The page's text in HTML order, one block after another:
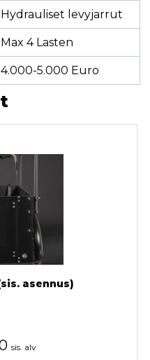
Hydrauliset levyjarrut
Max 4 Lasten
4.000-5.000 Euro
asennus)
sis. alv